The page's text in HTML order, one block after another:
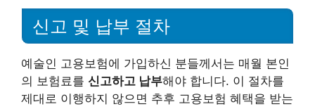
신고 및 납부 절차
예술인 고용보험에 가입하신 분들께서는 매월 본인
의 보험료를 신고하고 납부해야 합니다. 이 절차를
제대로 이행하지 않으면 추후 고용보험 혜택을 받는